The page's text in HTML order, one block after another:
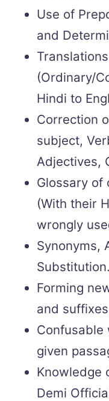
Use of
and
(Ordinary/
Hindi to
Correction
subject,
Adjectives,
Glossary of
(With their
wrongly
Synonyms,
Substitution.
Forming
and
Confusable
given
Knowledge
Demi